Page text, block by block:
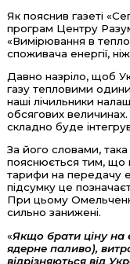
Як пояснив газеті
програм Центру
«Вимірювання в
споживача енергії,
Давно назріло, щоб
газу тепловими
наші лічильники
обсягових
складно буде
За його словами, така
пояснюється тим, що
тарифи на передачу
підсумку це
При цьому
сильно занижені.
«Якщо брати ціну на
ядерне паливо),
відрізняються від